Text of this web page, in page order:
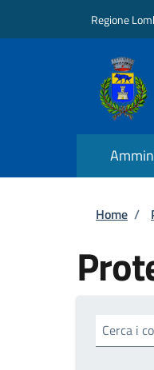
Regione
Home /
Cerca i